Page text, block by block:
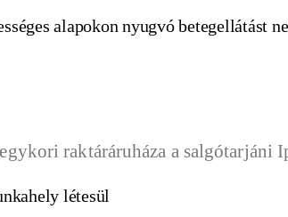
alapokon nyugvó betegellátást
létesül